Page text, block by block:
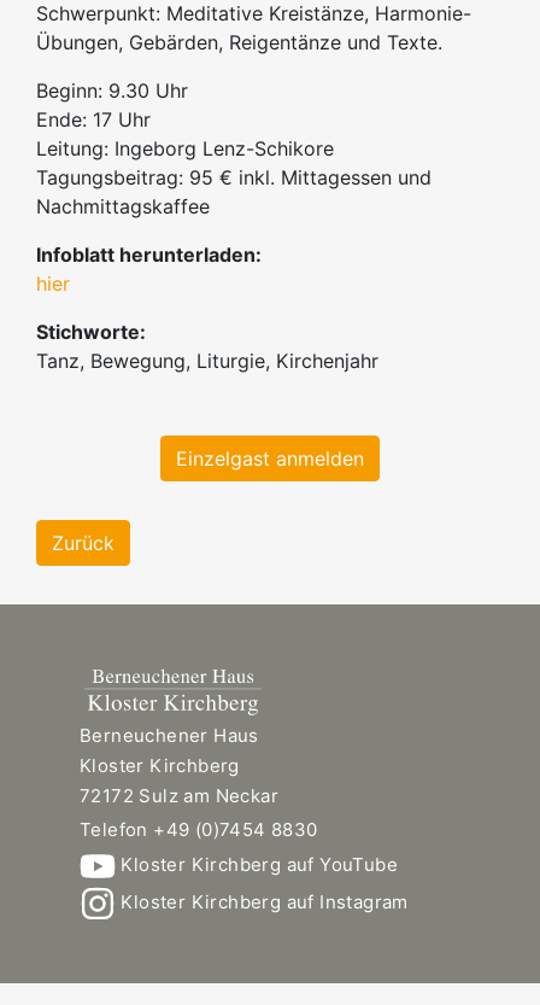
Schwerpunkt: Meditative Kreistänze, Harmonie-
Übungen, Gebärden, Reigentänze und Texte.
Beginn: 9.30 Uhr
Ende: 17 Uhr
Leitung: Ingeborg Lenz-Schikore
Tagungsbeitrag: 95 € inkl. Mittagessen und
Nachmittagskaffee
Infoblatt herunterladen:
hier
Stichworte:
Tanz, Bewegung, Liturgie, Kirchenjahr
Einzelgast anmelden
Zurück
Berneuchener Haus
Kloster Kirchberg
72172 Sulz am Neckar
Telefon +49 (0)7454 8830
Kloster Kirchberg auf YouTube
Kloster Kirchberg auf Instagram